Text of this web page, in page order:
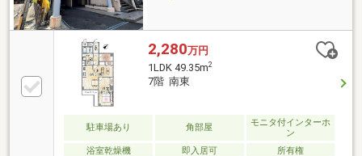
2,280万円
1LDK 49.35m2
7階 南東
駐車場あり 角部屋
モニタ付インターホ
ン
浴室乾燥機
即入居可 所有権